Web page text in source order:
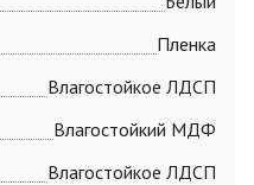
Пленка
Влагостойкое ЛДСП
Влагостойкий МДФ
Влагостойкое ЛДСП